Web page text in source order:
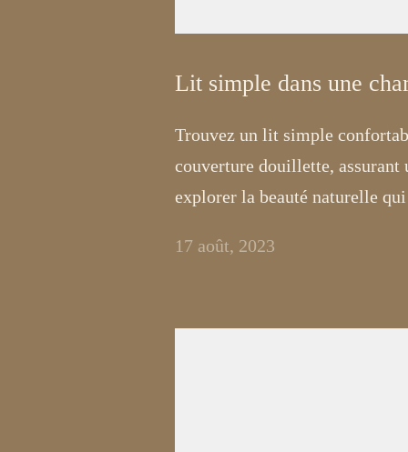
Lit simple dans une
Trouvez un lit simple
couverture douillette, assurant
explorer la beauté naturelle
17 août, 2023